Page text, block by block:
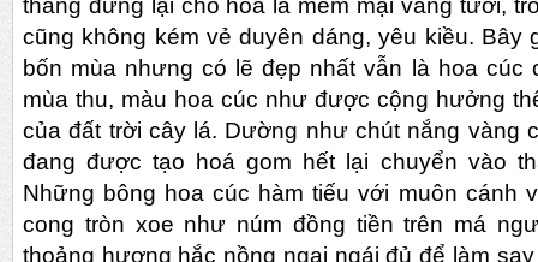
thẳng đứng lại cho hoa lá mềm mại vàng tươi,
cũng không kém vẻ duyên dáng, yêu kiều. Bây
bốn mùa nhưng có lẽ đẹp nhất vẫn là hoa cúc
mùa thu, màu hoa cúc như được cộng hưởng
của đất trời cây lá. Dường như chút nắng vàng
đang được tạo hoá gom hết lại chuyển vào
Những bông hoa cúc hàm tiếu với muôn cánh
cong tròn xoe như núm đồng tiền trên má
thoảng hương hắc nồng ngai ngái đủ để làm